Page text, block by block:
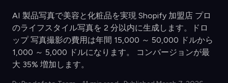
AI 製品写真で美容と化粧品を実現 Shopify 加盟店 プロ
のライフスタイル写真を 2 分以内に生成します。ドロ
ップ 写真撮影の費用は年間 15,000 ～ 50,000 ドルから
1,000 ～ 5,000 ドルになります。 コンバージョンが最
大 35% 増加します。